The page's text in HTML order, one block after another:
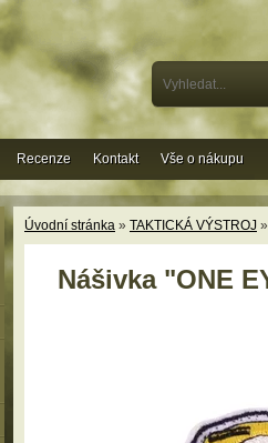
Úvodní stránka » TAKTICKÁ VÝSTROJ
Nášivka "ONE
Recenze Kontakt Vše o nákupu